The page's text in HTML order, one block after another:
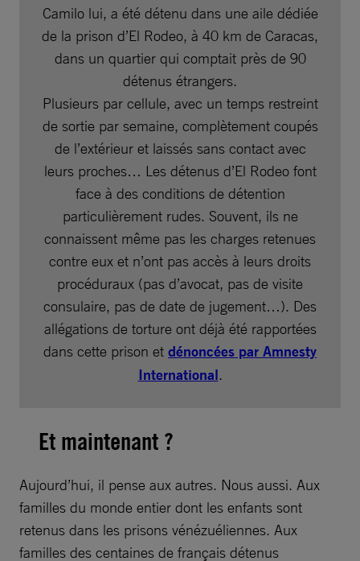
Camilo lui, a été détenu dans une aile dédiée
de la prison d’El Rodeo, à 40 km de Caracas,
dans un quartier qui comptait près de 90
détenus étrangers.
Plusieurs par cellule, avec un temps restreint
de sortie par semaine, complètement coupés
de l’extérieur et laissés sans contact avec
leurs proches… Les détenus d’El Rodeo font
face à des conditions de détention
particulièrement rudes. Souvent, ils ne
connaissent même pas les charges retenues
contre eux et n’ont pas accès à leurs droits
procéduraux (pas d’avocat, pas de visite
consulaire, pas de date de jugement…). Des
allégations de torture ont déjà été rapportées
dans cette prison et dénoncées par Amnesty
International.
Et maintenant ?
Aujourd’hui, il pense aux autres. Nous aussi. Aux
familles du monde entier dont les enfants sont
retenus dans les prisons vénézuéliennes. Aux
familles des centaines de français détenus